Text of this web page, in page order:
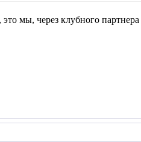
, это мы, через клубного